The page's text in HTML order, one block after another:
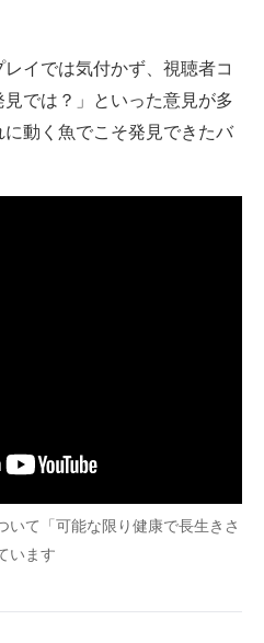
イでは気付かず、視聴者コ
では？」といった意見が多
動く魚でこそ発見できたバ
いて「可能な限り健康で長生きさ
います